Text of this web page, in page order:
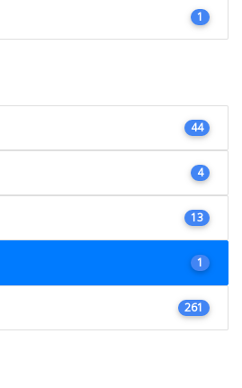
1
44
4
13
1
261